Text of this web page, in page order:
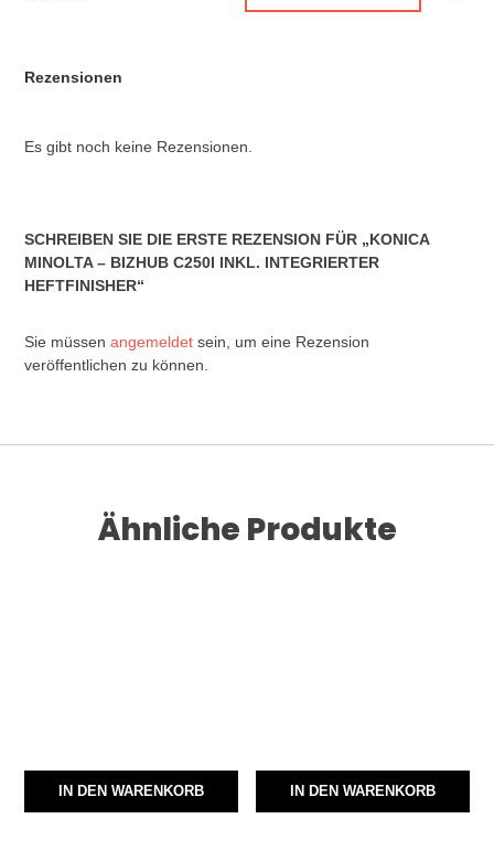
Rezensionen
Es gibt noch keine Rezensionen.
SCHREIBEN SIE DIE ERSTE REZENSION FÜR „KONICA
MINOLTA – BIZHUB C250I INKL. INTEGRIERTER
HEFTFINISHER“
Sie müssenangemeldet sein, um eine Rezension
veröffentlichen zu können.
Ähnliche Produkte
IN DEN WARENKORB IN DEN WARENKORB